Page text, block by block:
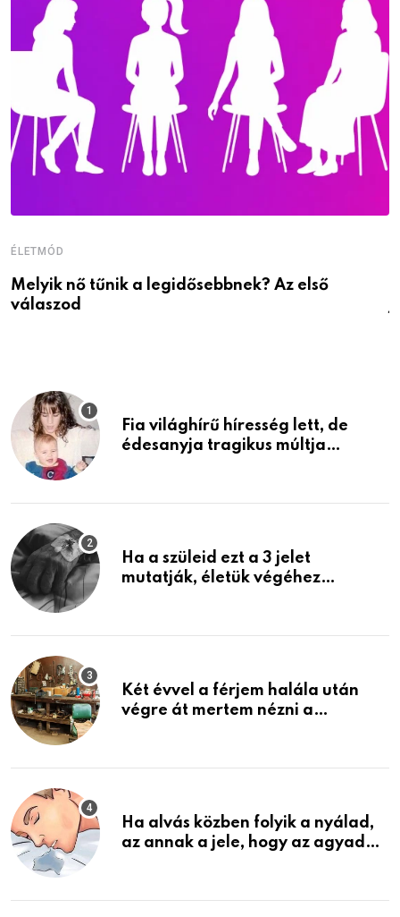
ÉLETMÓD
Melyik nő tűnik a legidősebbnek? Az első
válaszod
Fia világhírű híresség lett, de
édesanyja tragikus múltja
Ha a szüleid ezt a 3 jelet
mutatják, életük végéhez
Két évvel a férjem halála után
végre át mertem nézni a
életemet
Ha alvás közben folyik a nyálad,
az annak a jele, hogy az agyad…